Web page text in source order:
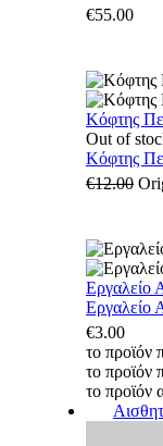
€55.00
Κόφτης
Out of
Κόφτης
€12.00
Εργαλείο
Εργαλείο
€3.00
το προϊόν
το προϊόν
το προϊόν